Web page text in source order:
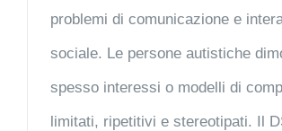
problemi di comunicazione e
sociale. Le persone autistiche
spesso interessi o modelli di
limitati, ripetitivi e stereotipati. Il